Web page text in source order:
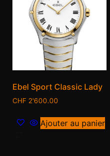
Ebel Sport Classic Lady
CHF 2'600.00
Ajouter au panier